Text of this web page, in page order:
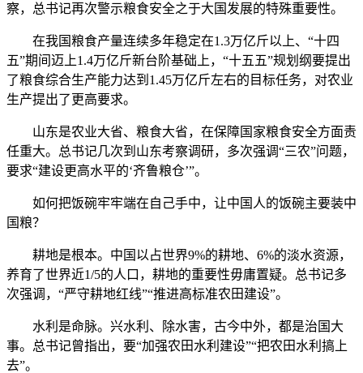
察，总书记再次警示粮食安全之于大国发展的特殊重要性。
在我国粮食产量连续多年稳定在1.3万亿斤以上、“十四
五”期间迈上1.4万亿斤新台阶基础上，“十五五”规划纲要提出
了粮食综合生产能力达到1.45万亿斤左右的目标任务，对农业
生产提出了更高要求。
山东是农业大省、粮食大省，在保障国家粮食安全方面责
任重大。总书记几次到山东考察调研，多次强调“三农”问题，
要求“建设更高水平的‘齐鲁粮仓’”。
如何把饭碗牢牢端在自己手中，让中国人的饭碗主要装中
国粮？
耕地是根本。中国以占世界9%的耕地、6%的淡水资源，
养育了世界近1/5的人口，耕地的重要性毋庸置疑。总书记多
次强调，“严守耕地红线”“推进高标准农田建设”。
水利是命脉。兴水利、除水害，古今中外，都是治国大
事。总书记曾指出，要“加强农田水利建设”“把农田水利搞上
去”。